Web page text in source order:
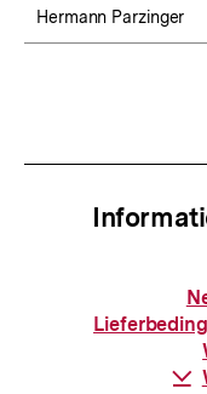
Hermann Parzinger